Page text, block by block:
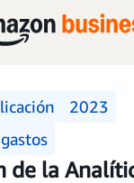
2023
de la